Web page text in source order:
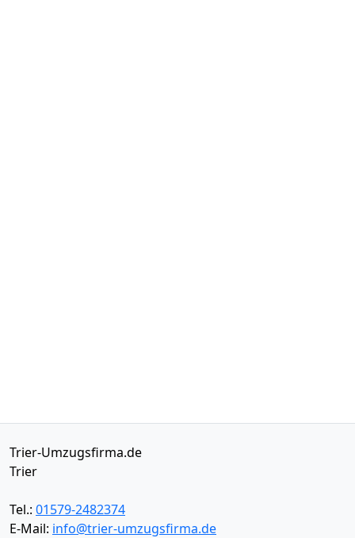
Trier-Umzugsfirma.de
Trier
Tel.: 01579-2482374
E-Mail: info@trier-umzugsfirma.de